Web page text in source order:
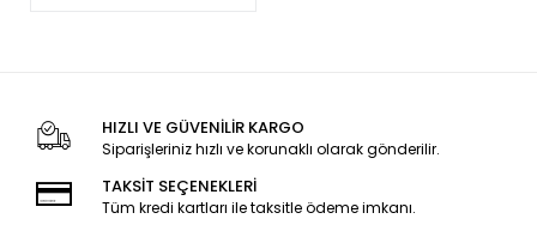
HIZLI VE GÜVENİLİR KARGO
Siparişleriniz hızlı ve korunaklı olarak gönderilir.
TAKSİT SEÇENEKLERİ
Tüm kredi kartları ile taksitle ödeme imkanı.